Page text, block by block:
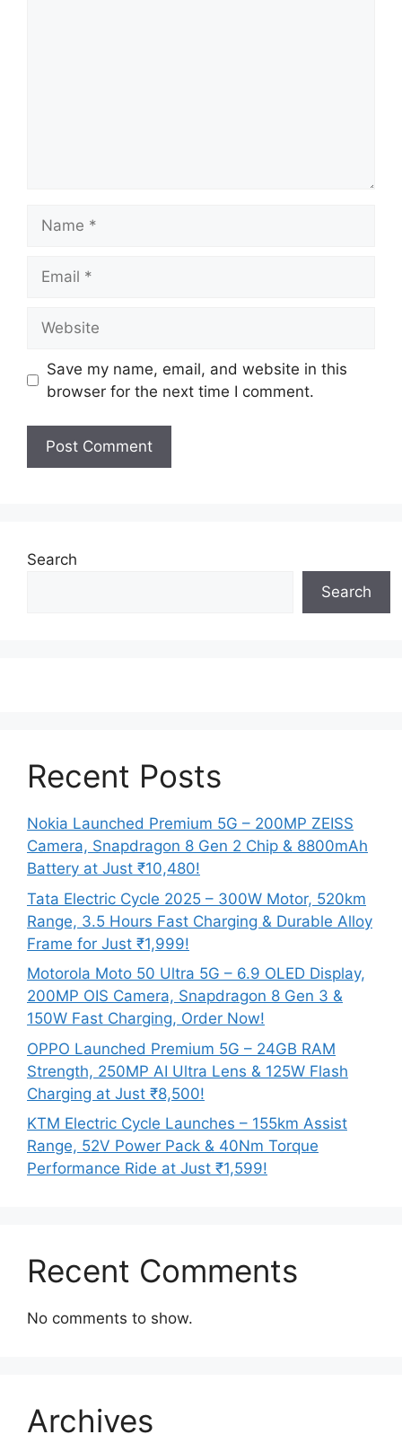
Save my name, email, and website in this
browser for the next time I comment.
Search
Search
Recent Posts
Nokia Launched Premium 5G – 200MP ZEISS
Camera, Snapdragon 8 Gen 2 Chip & 8800mAh
Battery at Just ₹10,480!
Tata Electric Cycle 2025 – 300W Motor, 520km
Range, 3.5 Hours Fast Charging & Durable Alloy
Frame for Just ₹1,999!
Motorola Moto 50 Ultra 5G – 6.9 OLED Display,
200MP OIS Camera, Snapdragon 8 Gen 3 &
150W Fast Charging, Order Now!
OPPO Launched Premium 5G – 24GB RAM
Strength, 250MP AI Ultra Lens & 125W Flash
Charging at Just ₹8,500!
KTM Electric Cycle Launches – 155km Assist
Range, 52V Power Pack & 40Nm Torque
Performance Ride at Just ₹1,599!
Recent Comments
No comments to show.
Archives